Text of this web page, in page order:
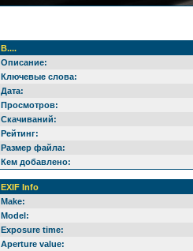
В....
Описание:
Ключевые слова:
Дата:
Просмотров:
Скачиваний:
Рейтинг:
Размер файла:
Кем добавлено:
EXIF Info
Make:
Model:
Exposure time:
Aperture value: